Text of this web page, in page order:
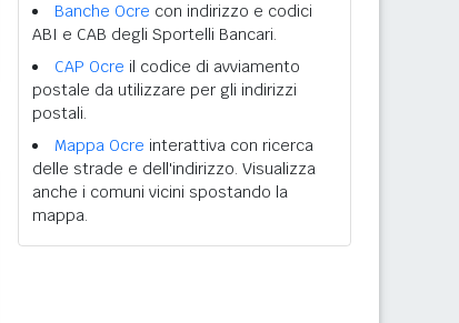
Banche Ocre con indirizzo e codici
ABI e CAB degli Sportelli Bancari.
CAP Ocre il codice di avviamento
postale da utilizzare per gli indirizzi
postali.
Mappa Ocre interattiva con ricerca
delle strade e dell'indirizzo. Visualizza
anche i comuni vicini spostando la
mappa.